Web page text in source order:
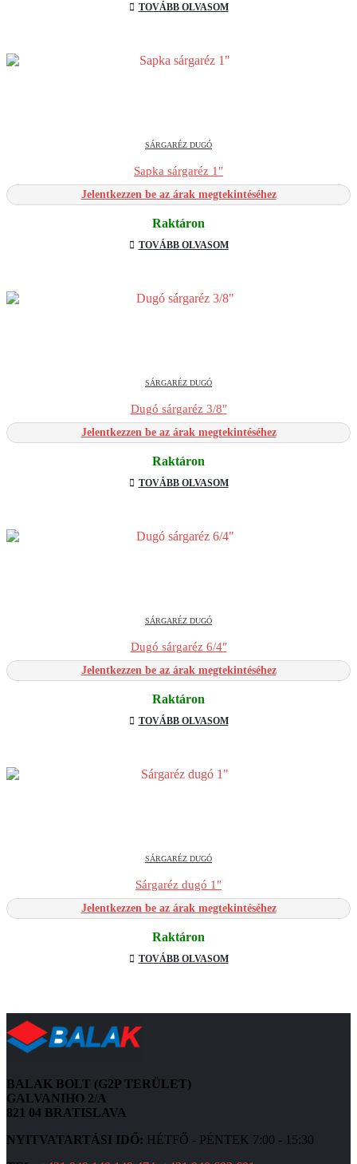
TOVÁBB OLVASOM
SÁRGARÉZ DUGÓ
Sapka sárgaréz 1″
Jelentkezzen be az árak megtekintéséhez
Raktáron
TOVÁBB OLVASOM
SÁRGARÉZ DUGÓ
Dugó sárgaréz 3/8″
Jelentkezzen be az árak megtekintéséhez
Raktáron
TOVÁBB OLVASOM
SÁRGARÉZ DUGÓ
Dugó sárgaréz 6/4″
Jelentkezzen be az árak megtekintéséhez
Raktáron
TOVÁBB OLVASOM
SÁRGARÉZ DUGÓ
Sárgaréz dugó 1″
Jelentkezzen be az árak megtekintéséhez
Raktáron
TOVÁBB OLVASOM
BALAK BOLT (G2P TERÜLET)
GALVANIHO 2/A
821 04 BRATISLAVA
NYITVATARTÁSI IDŐ: HÉTFŐ - PÉNTEK 7:00 - 15:30